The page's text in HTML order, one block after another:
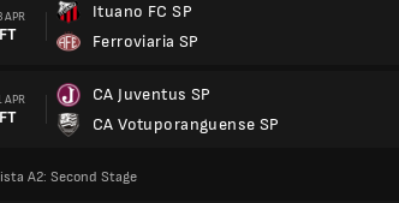
APR
FT
Ituano FC SP
Ferroviaria SP
APR
FT
CA Juventus SP
CA Votuporanguense SP
A2: Second Stage